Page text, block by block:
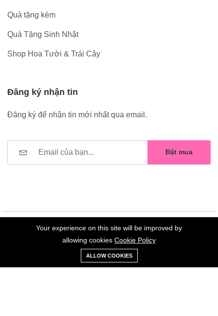
Quà tặng kèm
Quà Tặng Sinh Nhật
Shop Hoa Tười & Trái Cây
Đăng ký nhận tin
Đăng ký để nhận tin mới nhất qua email.
Đặt mua
©2023 Hoa Nelly . All Rights Reserved.
0
Xe
đẩy
Danh sách
yêu thích
Your experience on this site will be improved by
allowing cookies Cookie Policy
ALLOW COOKIES